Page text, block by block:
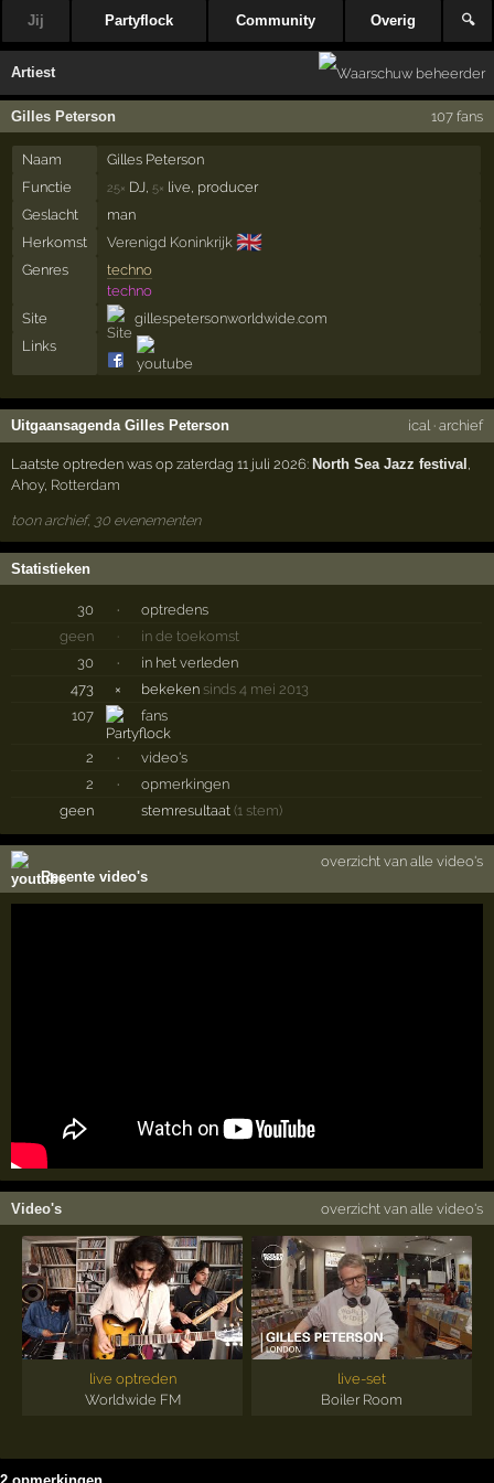
Jij Partyflock Community Overig 🔍
Artiest
Gilles Peterson 107 fans
Naam
Gilles Peterson
Functie
25× DJ, 5× live, producer
Geslacht
man
Herkomst
Verenigd Koninkrijk 🇬🇧
Genres
techno
techno
Site
gillespetersonworldwide.com
Links
Uitgaansagenda Gilles Peterson ical· archief
Laatste optreden was op zaterdag 11 juli 2026: North Sea Jazz festival
Ahoy, Rotterdam
toon archief, 30 evenementen
Statistieken
30 ·
optredens
geen
·
in de toekomst
30
·
in het verleden
473
× bekeken sinds 4 mei 2013
107
fans
2 ·
video's
2
·
opmerkingen
geen
stemresultaat(1 stem)
Recente video's
overzicht van alle video's
Video's overzicht van alle video's
live optreden
Worldwide FM
live-set
Boiler Room